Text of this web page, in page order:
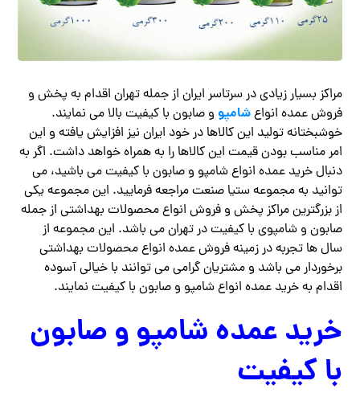
مراکز بسیار زیادی در سرتاسر ایران از جمله تهران اقدام به پخش و
فروش عمده انواعشامپو و صابون با کیفیت بالا می نمایند.
خوشبختانه تولید این کالاها در خود ایران نیز افزایش یافته و این
امر مناسب بودن قیمت این کالاها را به همراه خواهد داشت. اگر به
دنبال خرید عمده انواع شامپو و صابون با کیفیت می باشید، می
توانید به مجموعه ستیا صنعت مراجعه فرمایید. این مجموعه یکی
از بزرگترین مراکز پخش و فروش انواع محصولات بهداشتی از جمله
صابون و شامپوی با کیفیت در تهران می باشد. این مجموعه از
سال ها تجربه در زمینه فروش عمده انواع محصولات بهداشتی
برخوردار می باشد و مشتریان گرامی می توانند با خیالی آسوده
اقدام به خرید عمده انواع شامپو و صابون با کیفیت نمایند.
خرید عمده شامپو و صابون
با کیفیت